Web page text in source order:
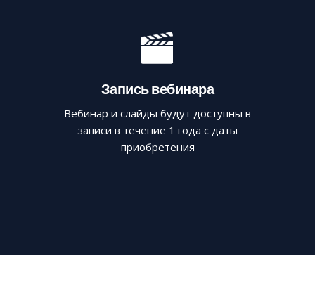
Запись вебинара
Вебинар и слайды будут доступны в
записи в течение 1 года с даты
приобретения